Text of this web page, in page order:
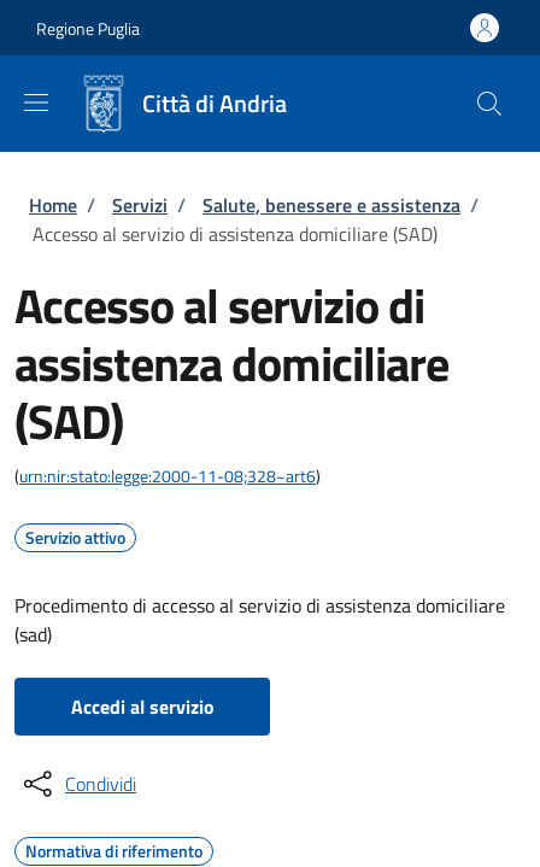
Regione Puglia
Città di Andria
Briciole di pane
Home / Servizi / Salute, benessere e assistenza /
Accesso al servizio di assistenza domiciliare (SAD)
Accesso al servizio di
assistenza domiciliare
(SAD)
(urn:nir:stato:legge:2000-11-08;328~art6)
Servizio attivo
Procedimento di accesso al servizio di assistenza domiciliare
(sad)
Accedi al servizio
Condividi
Normativa di riferimento